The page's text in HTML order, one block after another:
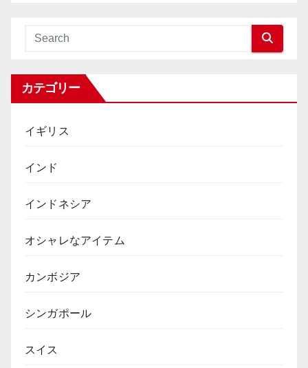
カテゴリー
イギリス
インド
インドネシア
オシャレなアイテム
カンボジア
シンガポール
スイス